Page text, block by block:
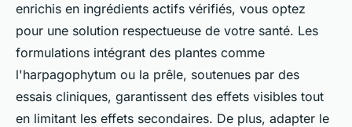
enrichis en ingrédients actifs vérifiés, vous optez
pour une solution respectueuse de votre santé. Les
formulations intégrant des plantes comme
l'harpagophytum ou la prêle, soutenues par des
essais cliniques, garantissent des effets visibles tout
en limitant les effets secondaires. De plus, adapter le